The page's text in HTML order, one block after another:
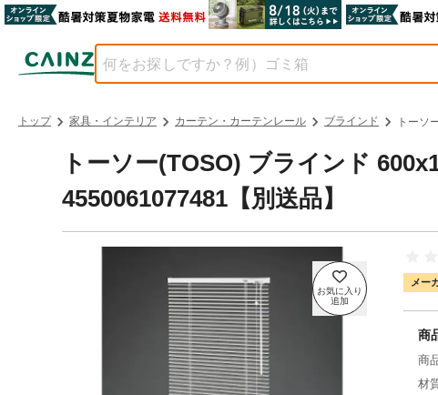
トップ 家具・インテリア カーテン・カーテンレール ブラインド トーソ
トーソー(TOSO) ブラインド
4550061077481【別送品】
メー
商
商
材